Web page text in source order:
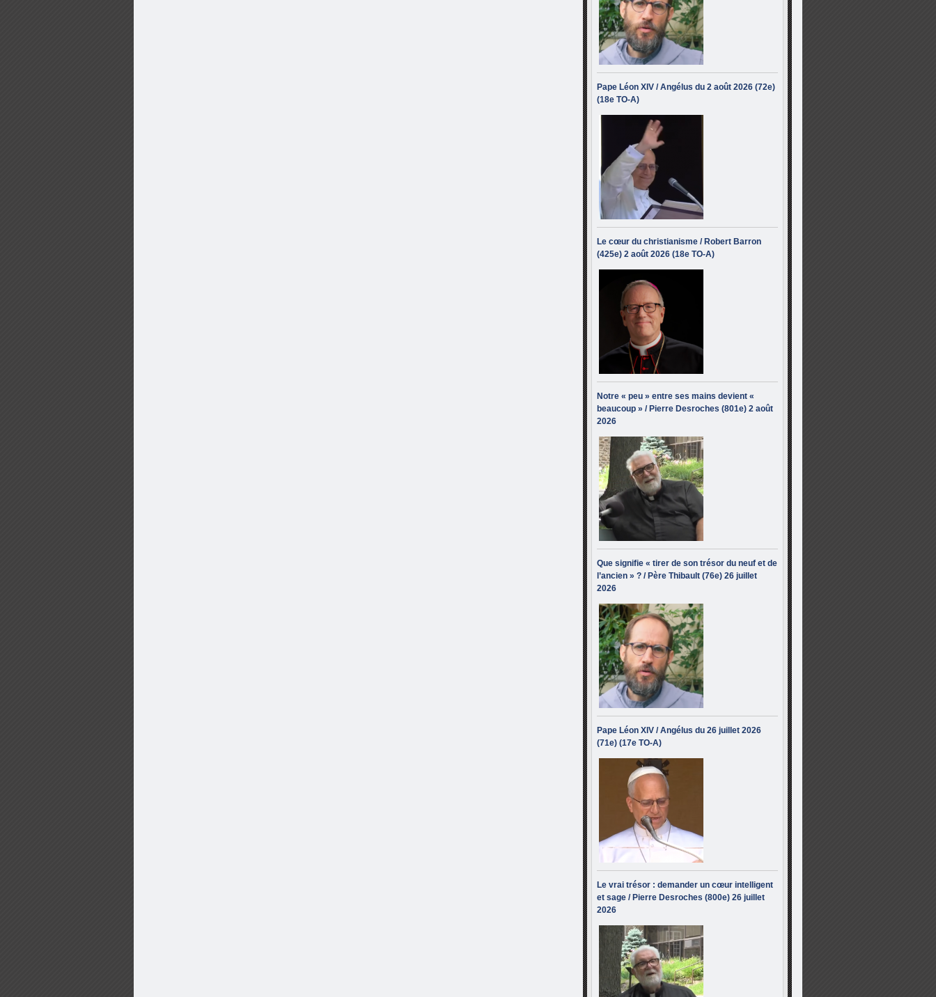
Pape Léon XIV / Angélus du 2 août 2026 (72e)
(18e TO-A)
Le cœur du christianisme / Robert Barron
(425e) 2 août 2026 (18e TO-A)
Notre « peu » entre ses mains devient «
beaucoup » / Pierre Desroches (801e) 2 août
2026
Que signifie « tirer de son trésor du neuf et de
l’ancien » ? / Père Thibault (76e) 26 juillet
2026
Pape Léon XIV / Angélus du 26 juillet 2026
(71e) (17e TO-A)
Le vrai trésor : demander un cœur intelligent
et sage / Pierre Desroches (800e) 26 juillet
2026